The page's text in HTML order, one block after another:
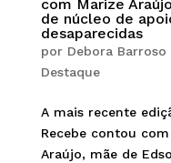
com Marize
de núcleo de
desaparecidas
por Debora Barroso
Destaque
A mais recente
Recebe contou
Araújo, mãe de